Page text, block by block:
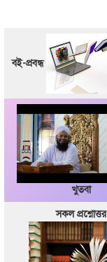
বই-প্রবন্ধ
খুতবা
সকল প্রশ্নোত্তর